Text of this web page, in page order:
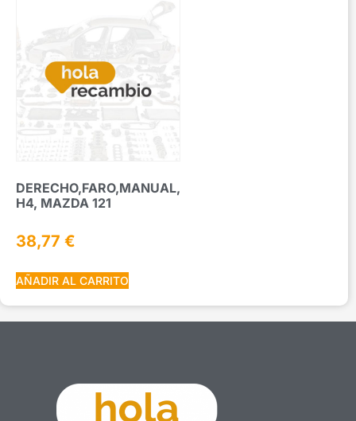
DERECHO,FARO,MANUAL,
H4, MAZDA 121
38,77 €
AÑADIR AL CARRITO